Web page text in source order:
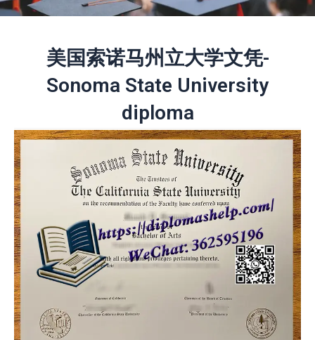
美国索诺马州立大学文凭-
Sonoma State University
diploma